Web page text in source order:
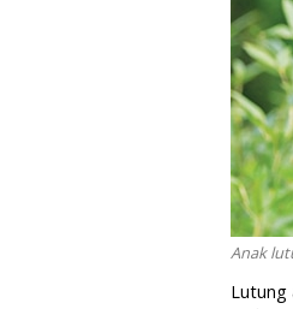
Anak
Lutung